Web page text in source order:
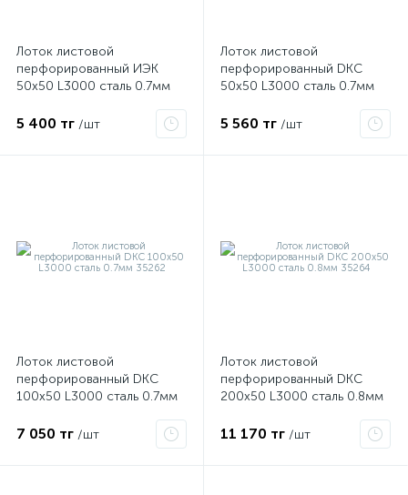
Лоток листовой
перфорированный ИЭК
50х50 L3000 сталь 0.7мм
5 400 тг /шт
Лоток листовой
перфорированный DKC
50х50 L3000 сталь 0.7мм
5 560 тг /шт
Лоток листовой
перфорированный DKC
100х50 L3000 сталь 0.7мм
7 050 тг /шт
Лоток листовой
перфорированный DKC
200х50 L3000 сталь 0.8мм
11 170 тг /шт